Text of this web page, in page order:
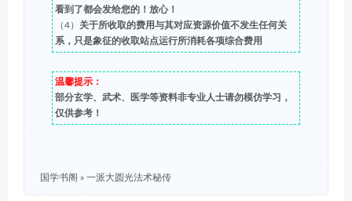
看到了都会发给您的！放心！
（4） 关于所收取的费用与其对应资源价值不发生任何关
系，只是象征的收取站点运行所消耗各项综合费用
温馨提示：
部分玄学、武术、医学等资料非专业人士请勿模仿学习，
仅供参考！
国学书阁 » 一派大圆光法术秘传